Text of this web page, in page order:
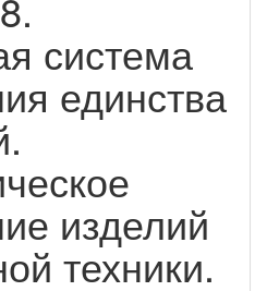
система
единства
изделий
техники.